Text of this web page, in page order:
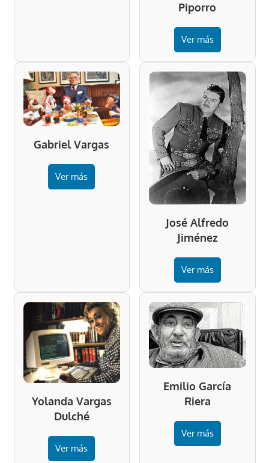
Piporro
Ver más
Gabriel Vargas
Ver más
José Alfredo
Jiménez
Ver más
Yolanda Vargas
Dulché
Ver más
Emilio García
Riera
Ver más